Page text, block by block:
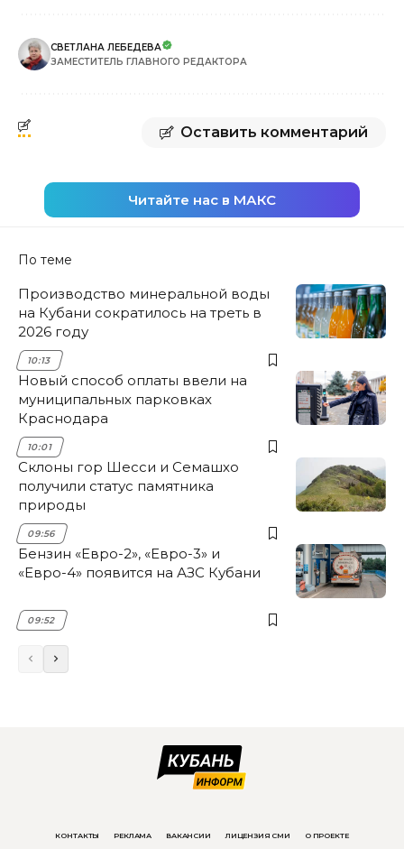
СВЕТЛАНА ЛЕБЕДЕВА
ЗАМЕСТИТЕЛЬ ГЛАВНОГО РЕДАКТОРА
Оставить комментарий
Читайте нас в МАКС
По теме
Производство минеральной воды
на Кубани сократилось на треть в
2026 году
10:13
Новый способ оплаты ввели на
муниципальных парковках
Краснодара
10:01
Склоны гор Шесси и Семашхо
получили статус памятника
природы
09:56
Бензин «Евро-2», «Евро-3» и
«Евро-4» появится на АЗС Кубани
09:52
КОНТАКТЫ РЕКЛАМА ВАКАНСИИ ЛИЦЕНЗИЯ СМИ О ПРОЕКТЕ